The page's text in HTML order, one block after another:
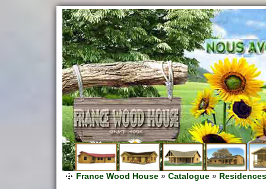
France Wood House » Catalogue »